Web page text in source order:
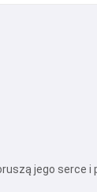
jego serce i